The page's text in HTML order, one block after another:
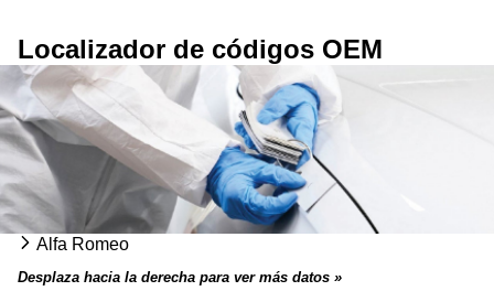
Localizador de códigos OEM
Alfa Romeo
Desplaza hacia la derecha para ver más datos »